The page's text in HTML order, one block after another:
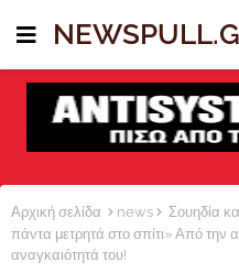
Αρχική σελίδα news
Σουηδία
πάντα μετρητά στο σπίτι» Από την
αναγκαιότητά του!